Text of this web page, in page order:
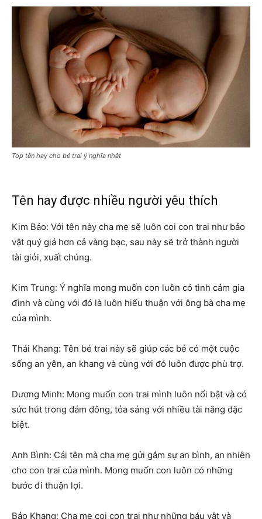
Top tên hay cho bé trai ý nghĩa nhất
Tên hay được nhiều người yêu thích
Kim Bảo: Với tên này cha mẹ sẽ luôn coi con trai như bảo
vật quý giá hơn cả vàng bạc, sau này sẽ trở thành người
tài giỏi, xuất chúng.
Kim Trung: Ý nghĩa mong muốn con luôn có tình cảm gia
đình và cùng với đó là luôn hiếu thuận với ông bà cha mẹ
của mình.
Thái Khang: Tên bé trai này sẽ giúp các bé có một cuộc
sống an yên, an khang và cùng với đó luôn được phù trợ.
Dương Minh: Mong muốn con trai mình luôn nổi bật và có
sức hút trong đám đông, tỏa sáng với nhiều tài năng đặc
biệt.
Anh Bình: Cái tên mà cha mẹ gửi gắm sự an bình, an nhiên
cho con trai của mình. Mong muốn con luôn có những
bước đi thuận lợi.
Bảo Khang: Cha mẹ coi con trai như những báu vật và